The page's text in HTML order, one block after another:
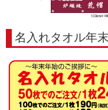
名入れタオル年